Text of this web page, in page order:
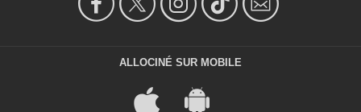
ALLOCINÉ SUR MOBILE